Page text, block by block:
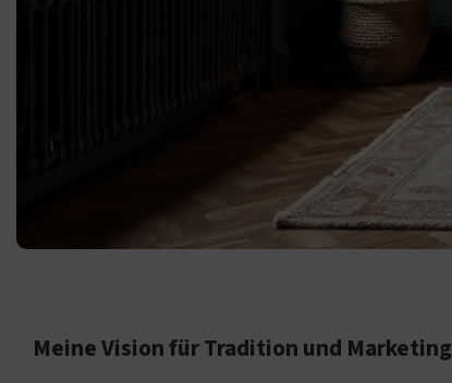
Meine Vision für Tradition und Marketing